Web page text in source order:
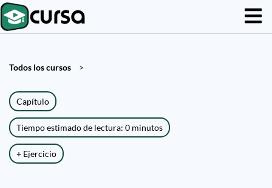
Todos los cursos >
Capítulo
Tiempo estimado de lectura: 0 minutos
+ Ejercicio